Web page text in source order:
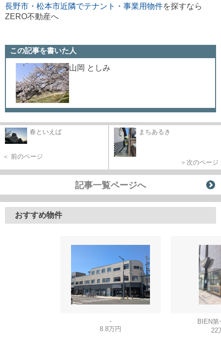
長野市・松本市近隣でテナント・事業用物件を探すなら
ZERO不動産へ
この記事を書いた人
山岡 としみ
春といえば
＜ 前のページ
まちあるき
＞次のページ
記事一覧ページへ
おすすめ物件
-
8.8万円
BIEN
22